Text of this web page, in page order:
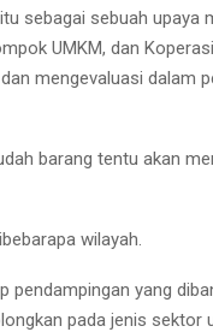
sebagai sebuah upaya
UMKM, dan
mengevaluasi dalam
barang tentu akan
wilayah.
pendampingan yang
pada jenis sektor